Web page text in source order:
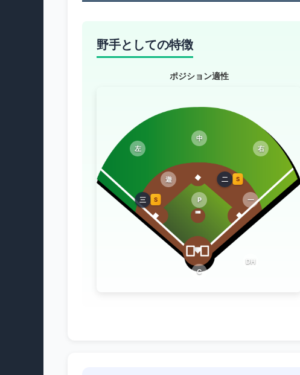
野手としての特徴
ポジション適性
P
C
一
二 S
三 S
遊
左
中
右
DH